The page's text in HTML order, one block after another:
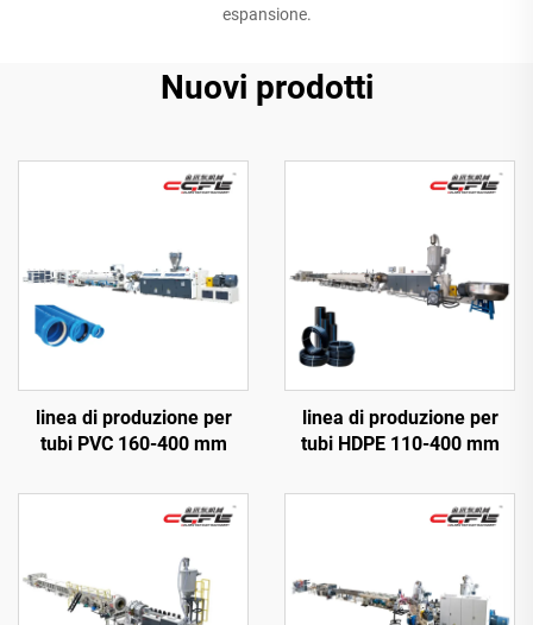
espansione.
Nuovi prodotti
linea di produzione per
tubi PVC 160-400 mm
linea di produzione per
tubi HDPE 110-400 mm